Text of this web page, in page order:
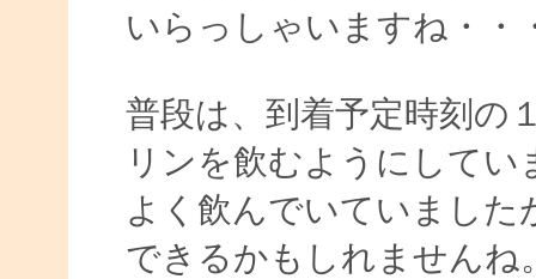
いらっしゃいますね・・
普段は、到着予定時刻の
リンを飲むようにして
よく飲んでいていまし
できるかもしれませんね